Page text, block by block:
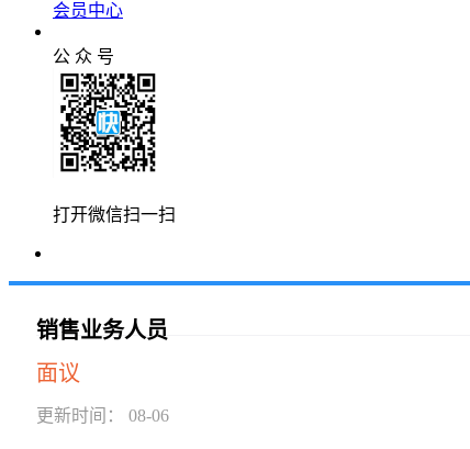
会员中心
公 众 号
打开微信扫一扫
销售业务人员
面议
更新时间： 08-06